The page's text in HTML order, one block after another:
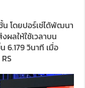
น โดยปอร์เช่ได้พัฒนา
ผลให้ใช้เวลาบน
6.179 วินาที เมื่อ